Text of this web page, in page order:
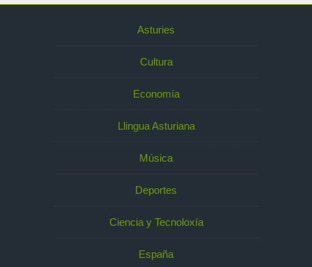
Asturies
Cultura
Economía
Llingua Asturiana
Música
Deportes
Ciencia y Tecnoloxía
España